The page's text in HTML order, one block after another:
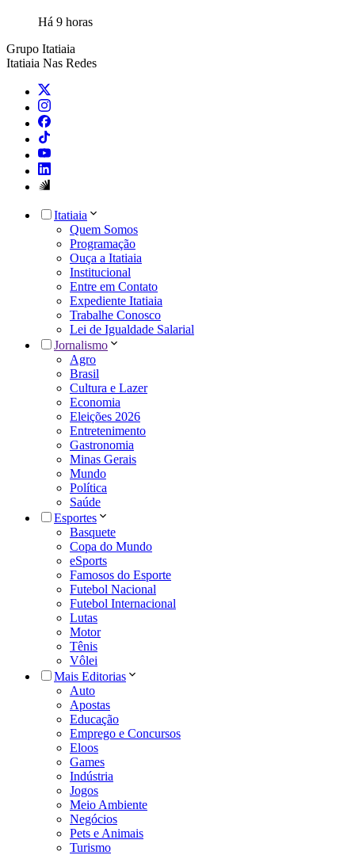
Há 9 horas
Grupo Itatiaia
Itatiaia Nas Redes
Itatiaia
Quem Somos
Programação
Ouça a Itatiaia
Institucional
Entre em Contato
Expediente Itatiaia
Trabalhe Conosco
Lei de Igualdade Salarial
Jornalismo
Agro
Brasil
Cultura e Lazer
Economia
Eleições 2026
Entretenimento
Gastronomia
Minas Gerais
Mundo
Política
Saúde
Esportes
Basquete
Copa do Mundo
eSports
Famosos do Esporte
Futebol Nacional
Futebol Internacional
Lutas
Motor
Tênis
Vôlei
Mais Editorias
Auto
Apostas
Educação
Emprego e Concursos
Eloos
Games
Indústria
Jogos
Meio Ambiente
Negócios
Pets e Animais
Turismo